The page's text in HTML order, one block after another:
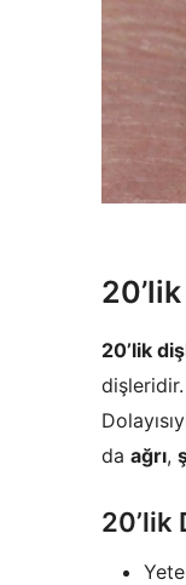
20’lik
dişleridir.
da ağrı,
20’lik